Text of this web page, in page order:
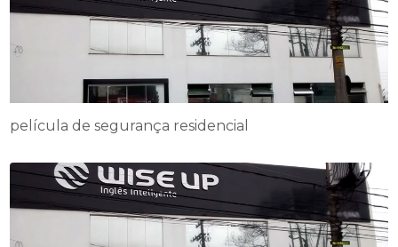
película de segurança residencial